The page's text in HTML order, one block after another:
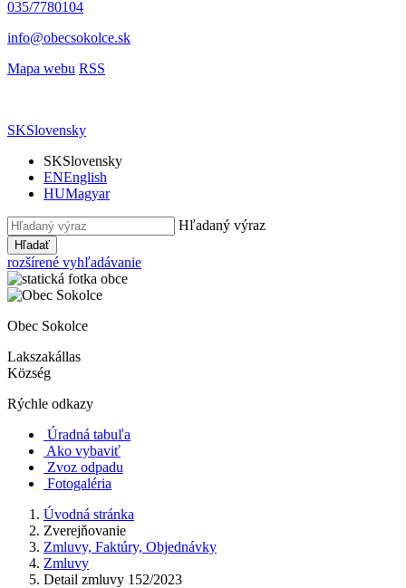
035/7780104
info@obecsokolce.sk
Mapa webu RSS
SKSlovensky
SKSlovensky
ENEnglish
HUMagyar
Hľadaný výraz
Hľadať
rozšírené vyhľadávanie
Obec Sokolce
Lakszakállas
Község
Rýchle odkazy
Úradná tabuľa
Ako vybaviť
Zvoz odpadu
Fotogaléria
Úvodná stránka
Zverejňovanie
Zmluvy, Faktúry, Objednávky
Zmluvy
Detail zmluvy 152/2023